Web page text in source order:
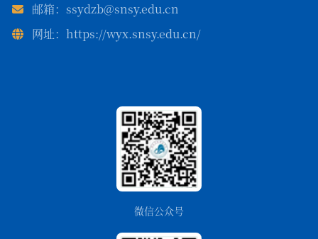
邮箱：ssydzb@snsy.edu.cn
网址：https://wyx.snsy.edu.cn/
微信公众号